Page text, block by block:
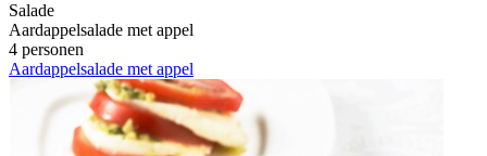
Salade
Aardappelsalade met appel
4 personen
Aardappelsalade met appel